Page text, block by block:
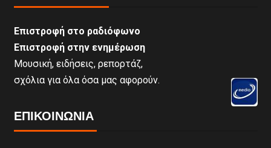
Επιστροφή στο ραδιόφωνο
Επιστροφή στην ενημέρωση
Μουσική, ειδήσεις, ρεπορτάζ,
σχόλια για όλα όσα μας αφορούν.
ΕΠΙΚΟΙΝΩΝΊΑ